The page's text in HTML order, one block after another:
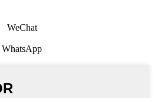
WeChat
WhatsApp